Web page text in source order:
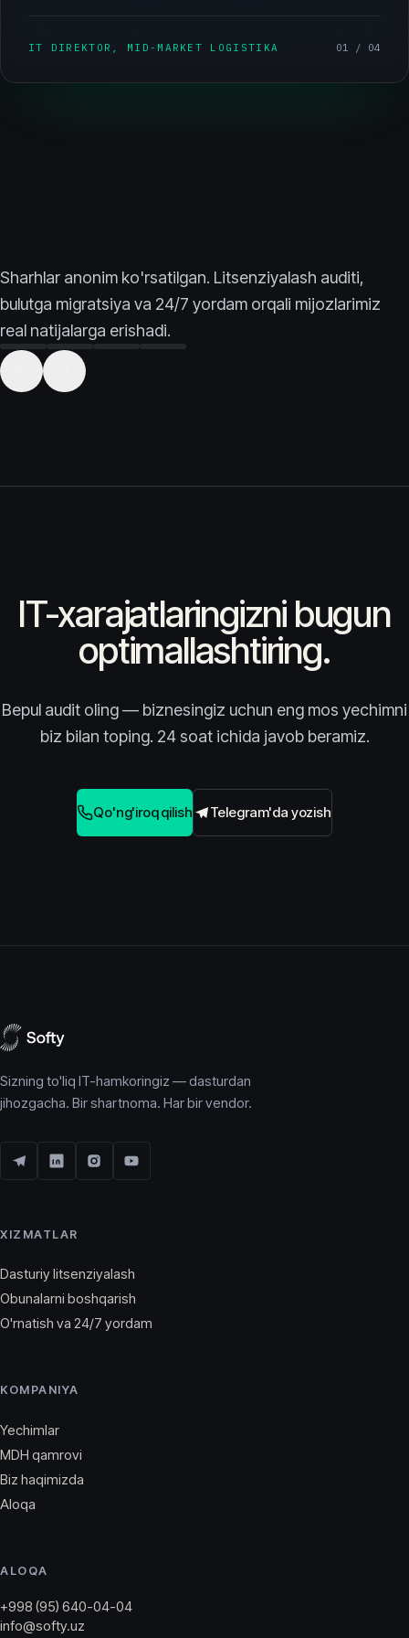
IT DIREKTOR, MID-MARKET LOGISTIKA 01 / 04
Sharhlar anonim ko'rsatilgan. Litsenziyalash auditi,
bulutga migratsiya va 24/7 yordam orqali mijozlarimiz
real natijalarga erishadi.
IT-xarajatlaringizni bugun
optimallashtiring.
Bepul audit oling — biznesingiz uchun eng mos yechimni
biz bilan toping. 24 soat ichida javob beramiz.
Qo'ng'iroq qilish Telegram'da yozish
Sizning to'liq IT-hamkoringiz — dasturdan
jihozgacha. Bir shartnoma. Har bir vendor.
XIZMATLAR
Dasturiy litsenziyalash
Obunalarni boshqarish
O'rnatish va 24/7 yordam
KOMPANIYA
Yechimlar
MDH qamrovi
Biz haqimizda
Aloqa
ALOQA
+998 (95) 640-04-04
info@softy.uz